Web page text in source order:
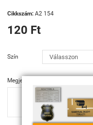
Cikkszám: A2 154
120 Ft
Szín
Megjegyzés